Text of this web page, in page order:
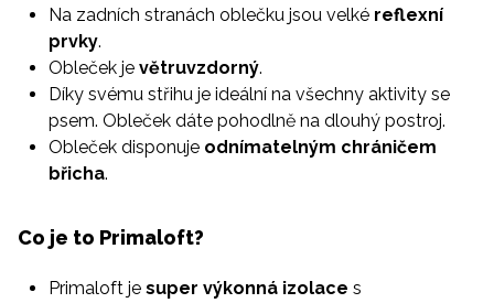
Na zadních stranách oblečku jsou velké reflexní
prvky.
Obleček je větruvzdorný.
Díky svému střihu je ideální na všechny aktivity se
psem. Obleček dáte pohodlně na dlouhý postroj.
Obleček disponuje odnímatelným chráničem
břicha.
Co je to Primaloft?
Primaloft je super výkonná izolace s